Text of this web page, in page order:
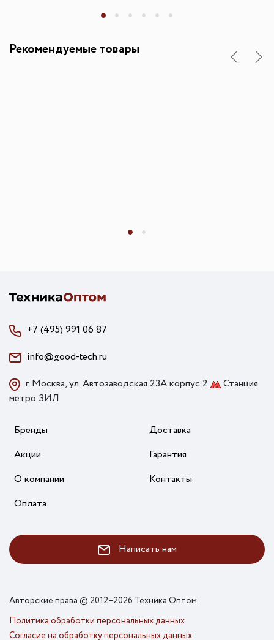
Рекомендуемые товары
+7 (495) 991 06 87
info@good-tech.ru
г. Москва, ул. Автозаводская 23А корпус 2
Станция
метро ЗИЛ
Бренды
Акции
О компании
Оплата
Доставка
Гарантия
Контакты
Написать нам
Авторские права © 2012–2026 Техника Оптом
Политика обработки персональных данных
Согласие на обработку персональных данных